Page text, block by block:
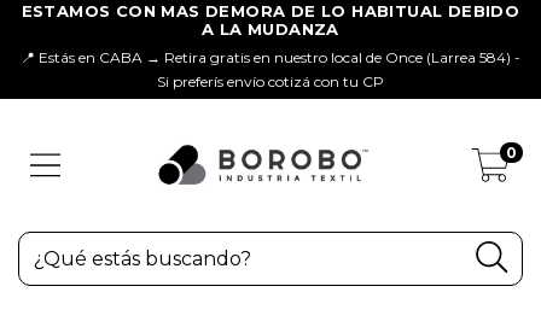
📍 Estás en CABA → Retira gratis en nuestro local de Once (Larrea 584) -
Si preferís envío cotizá con tu CP
0